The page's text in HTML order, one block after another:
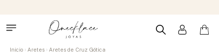
Inicio Aretes Aretes de Cruz Gótica